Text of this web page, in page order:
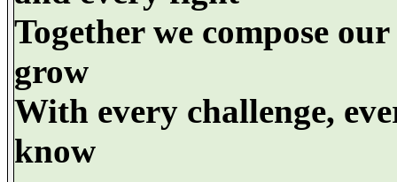
Together we compose
grow
With every challenge,
know